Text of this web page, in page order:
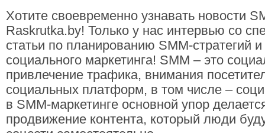
Хотите своевременно узнавать новости
Raskrutka.by! Только у нас интервью со
статьи по планированию SMM-
социального маркетинга! SMM – это
привлечение трафика, внимания
социальных платформ, в том числе –
в SMM-маркетинге основной упор
продвижение контента, который люди